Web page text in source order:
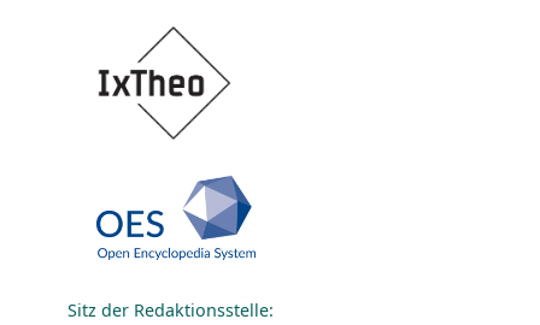
Sitz der Redaktionsstelle: